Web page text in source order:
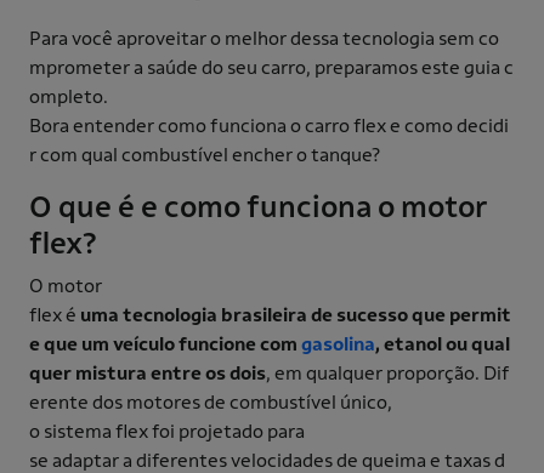
Para você aproveitar o melhor dessa tecnologia sem co
mprometer a saúde do seu carro, preparamos este guia c
ompleto.
Bora entender como funciona o carro flex e como decidi
r com qual combustível encher o tanque?
O que é e como funciona o motor
flex?
O motor
flex é uma tecnologia brasileira de sucesso que permit
e que um veículo funcione com gasolina, etanol ou qual
quer mistura entre os dois, em qualquer proporção. Dif
erente dos motores de combustível único,
o sistema flex foi projetado para
se adaptar a diferentes velocidades de queima e taxas d